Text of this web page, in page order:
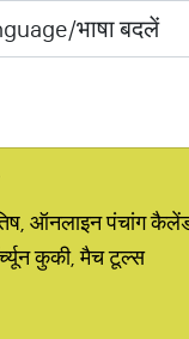
ऑनलाइन पंचांग
कुकी, मैच टूल्स